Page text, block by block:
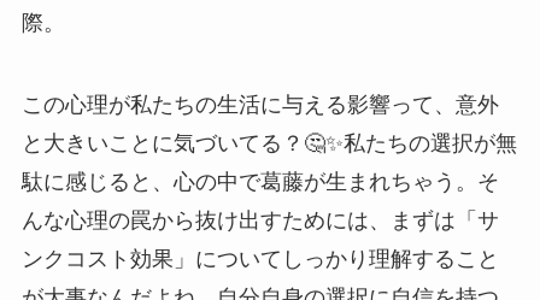
際。
この心理が私たちの生活に与える影響って、意外
と大きいことに気づいてる？🤔✨私たちの選択が無
駄に感じると、心の中で葛藤が生まれちゃう。そ
んな心理の罠から抜け出すためには、まずは「サ
ンクコスト効果」についてしっかり理解すること